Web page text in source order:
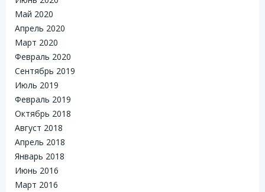
Май 2020
Апрель 2020
Март 2020
Февраль 2020
Сентябрь 2019
Июль 2019
Февраль 2019
Октябрь 2018
Август 2018
Апрель 2018
Январь 2018
Июнь 2016
Март 2016